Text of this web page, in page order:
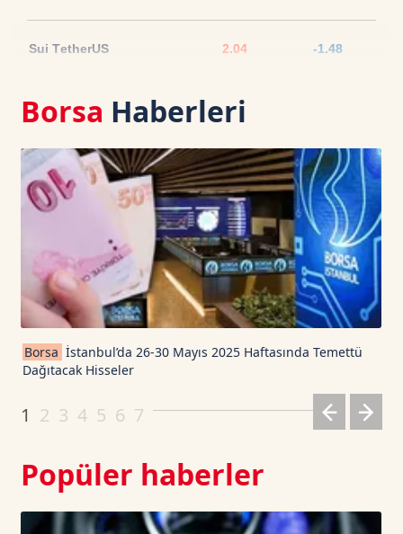
Sui TetherUS 2.04 -1.48
Ripple TetherUS 1.0511
USD Coin TetherUS 1.001 0.03
1.0003 0
TRON TetherUS 0.327 0.03
Cardano TetherUS 0.188 -1.41
Borsa Haberleri
Borsa İstanbul’da 26-30 Mayıs 2025 Haftasında Temettü
Dağıtacak Hisseler
1 2 3 4 5 6 7
Popüler haberler